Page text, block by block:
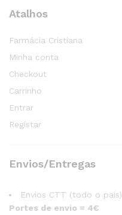
Atalhos
Farmácia Cristiana
Minha conta
Checkout
Carrinho
Entrar
Registar
Envios/Entregas
Envios CTT (todo o país)
Portes de envio = 4€